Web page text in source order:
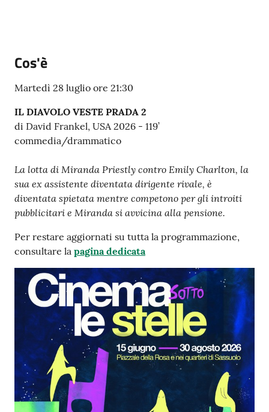
i
i
t
S
s
s
u
o
l
o
Tutti
argomenti...
Seguici
su
Cos'è
Martedì 28 luglio ore 21:30
IL DIAVOLO VESTE PRADA 2
di David Frankel, USA 2026 - 119’
commedia/drammatico
La lotta di Miranda Priestly contro Emily Charlton, la
sua ex assistente diventata dirigente rivale, è
diventata spietata mentre competono per gli introiti
pubblicitari e Miranda si avvicina alla pensione.
Per restare aggiornati su tutta la programmazione,
consultare la pagina dedicata